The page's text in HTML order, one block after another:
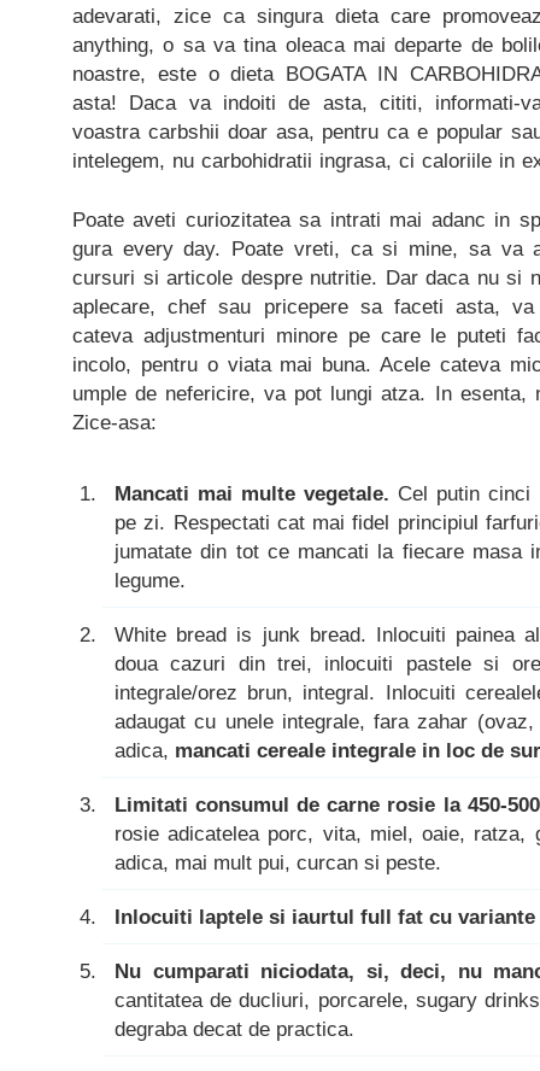
adevarati, zice ca singura dieta care
anything, o sa va tina oleaca mai departe de
noastre, este o dieta BOGATA IN
asta! Daca va indoiti de asta, cititi, informati-
voastra carbshii doar asa, pentru ca e popular
intelegem, nu carbohidratii ingrasa, ci caloriile in
Poate aveti curiozitatea sa intrati mai adanc in
gura every day. Poate vreti, ca si mine, sa va
cursuri si articole despre nutritie. Dar daca nu si
aplecare, chef sau pricepere sa faceti asta,
cateva adjustmenturi minore pe care le puteti
incolo, pentru o viata mai buna. Acele cateva
umple de nefericire, va pot lungi atza. In
Zice-asa:
Mancati mai multe vegetale. Cel putin cinci
pe zi. Respectati cat mai fidel principiul
jumatate din tot ce mancati la fiecare masa
legume.
White bread is junk bread. Inlocuiti painea
doua cazuri din trei, inlocuiti pastele si
integrale/orez brun, integral. Inlocuiti
adaugat cu unele integrale, fara zahar
adica, mancati cereale integrale in loc de
Limitati consumul de carne rosie la 450-
rosie adicatelea porc, vita, miel, oaie, ratza,
adica, mai mult pui, curcan si peste.
Inlocuiti laptele si iaurtul full fat cu variante
Nu cumparati niciodata, si, deci, nu
cantitatea de ducliuri, porcarele, sugary
degraba decat de practica.